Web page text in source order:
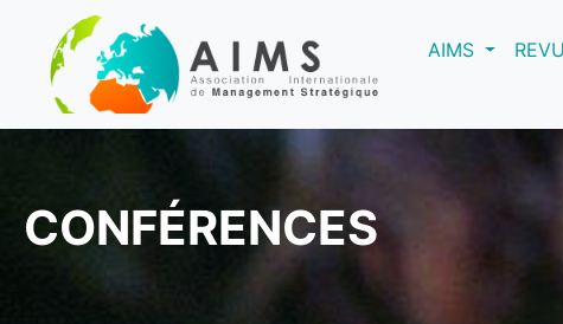
AIMS(current)
CONFÉRENCES